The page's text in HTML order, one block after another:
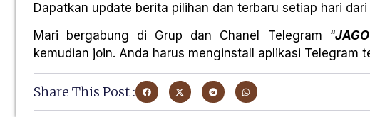
Dapatkan update berita pilihan dan terbaru setiap hari dari
Mari bergabung di Grup dan Chanel Telegram “
kemudian join. Anda harus menginstall aplikasi Telegram
Share This Post :